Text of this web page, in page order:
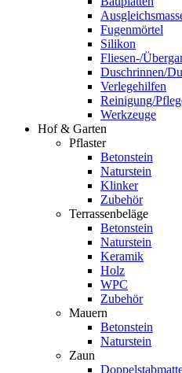
Fugenmörtel
Silikon
Fliesen-/
Duschrinnen/
Verlegehilfen
Reinigung/
Werkzeuge
Hof & Garten
Pflaster
Betonstein
Naturstein
Klinker
Zubehör
Terrassenbeläge
Betonstein
Naturstein
Keramik
Holz
WPC
Zubehör
Mauern
Betonstein
Naturstein
Zaun